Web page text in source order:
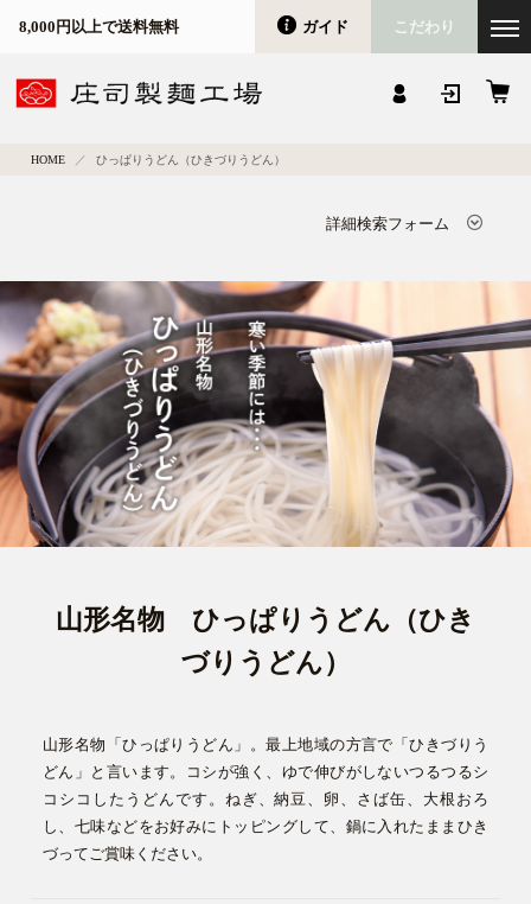
8,000円以上で送料無料 ガイド こだわり
HOME ひっぱりうどん（ひきづりうどん）
詳細検索フォーム
山形名物 ひっぱりうどん（ひき
づりうどん）
山形名物「ひっぱりうどん」。最上地域の方言で「ひきづりう
どん」と言います。
コシが強く、ゆで伸びがしないつるつるシ
コシコしたうどんです。 ねぎ、納豆、卵、さば缶、大根おろ
し、七味などをお好みにトッピングして、 鍋に入れたままひき
づってご賞味ください。